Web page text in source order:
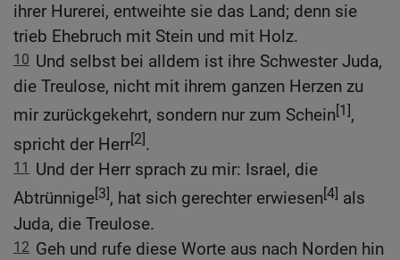
ihrer Hurerei, entweihte sie das Land; denn sie
trieb Ehebruch mit Stein und mit Holz.
10 Und selbst bei alldem ist ihre Schwester Juda,
die Treulose, nicht mit ihrem ganzen Herzen zu
mir zurückgekehrt, sondern nur zum Schein[1],
spricht der Herr[2].
11
Und der Herr sprach zu mir: Israel, die
Abtrünnige[3], hat sich gerechter erwiesen[4] als
Juda, die Treulose.
12 Geh und rufe diese Worte aus nach Norden hin